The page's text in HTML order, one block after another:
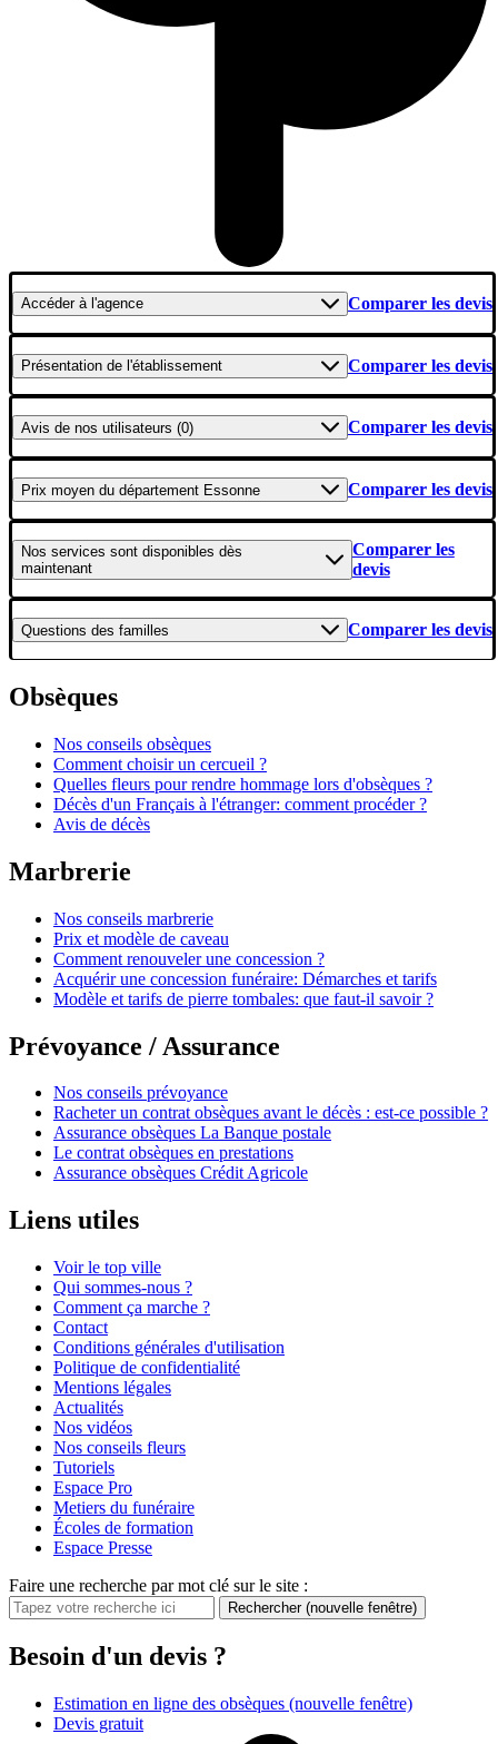
Accéderà l'agence Comparer les devis
Présentation de l'établissement Comparer les devis
Avis de nos utilisateurs (0) Comparer les devis
Prix moyen du département Essonne Comparer les devis
Nos services sont disponibles dès
maintenant
Comparer les
devis
Questions des familles Comparer les devis
Obsèques
Nos conseils obsèques
Comment choisir un cercueil ?
Quelles fleurs pour rendre hommage lors d'obsèques ?
Décès d'un Français à l'étranger: comment procéder ?
Avis de décès
Marbrerie
Nos conseils marbrerie
Prix et modèle de caveau
Comment renouveler une concession ?
Acquérir une concession funéraire: Démarches et tarifs
Modèle et tarifs de pierre tombales: que faut-il savoir ?
Prévoyance / Assurance
Nos conseils prévoyance
Racheter un contrat obsèques avant le décès : est-ce possible ?
Assurance obsèques La Banque postale
Le contrat obsèques en prestations
Assurance obsèques Crédit Agricole
Liens utiles
Voir le top ville
Qui sommes-nous ?
Comment ça marche ?
Contact
Conditions générales d'utilisation
Politique de confidentialité
Mentions légales
Actualités
Nos vidéos
Nos conseils fleurs
Tutoriels
Espace Pro
Metiers du funéraire
Écoles de formation
Espace Presse
Faire une recherche par mot clé sur le site :
Rechercher (nouvelle fenêtre)
Besoin d'un devis ?
Estimation en ligne des obsèques (nouvelle fenêtre)
Devis gratuit